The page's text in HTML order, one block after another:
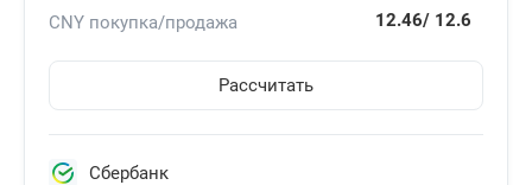
CNY покупка/продажа
12.46/ 12.6
Рассчитать
Сбербанк